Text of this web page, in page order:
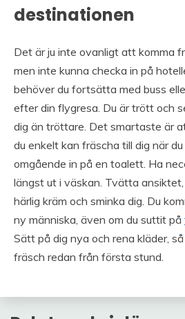
destinationen
Det är ju inte ovanligt att komma
men inte kunna checka in på
behöver du fortsätta med buss
efter din flygresa. Du är trött och
dig än tröttare. Det smartaste är
du enkelt kan fräscha till dig när
omgående in på en toalett. Ha
längst ut i väskan. Tvätta ansiktet,
härlig kräm och sminka dig. Du
ny människa, även om du suttit på
Sätt på dig nya och rena kläder,
fräsch redan från första stund.